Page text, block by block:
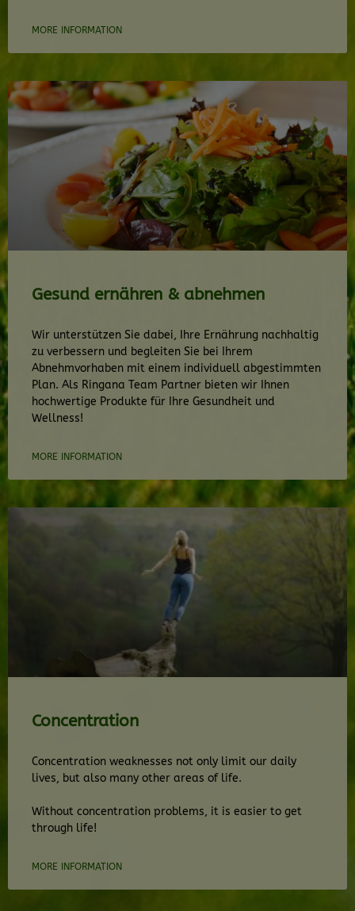
MORE INFORMATION
Gesund ernähren & abnehmen
Wir unterstützen Sie dabei, Ihre Ernährung nachhaltig
zu verbessern und begleiten Sie bei Ihrem
Abnehmvorhaben mit einem individuell abgestimmten
Plan. Als Ringana Team Partner bieten wir Ihnen
hochwertige Produkte für Ihre Gesundheit und
Wellness!
MORE INFORMATION
Concentration
Concentration weaknesses not only limit our daily
lives, but also many other areas of life.
Without concentration problems, it is easier to get
through life!
MORE INFORMATION